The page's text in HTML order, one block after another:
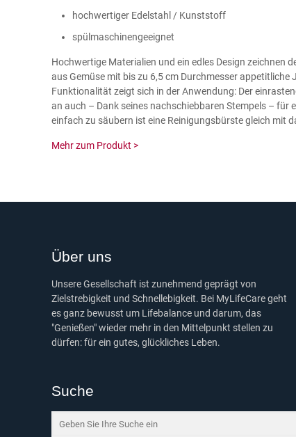
hochwertiger Edelstahl / Kunststoff
spülmaschinengeeignet
Hochwertige Materialien und ein edles Design zeichnen
aus Gemüse mit bis zu 6,5 cm Durchmesser appetitliche
Funktionalität zeigt sich in der Anwendung: Der
an auch – Dank seines nachschiebbaren Stempels – für
einfach zu säubern ist eine Reinigungsbürste gleich mit
Mehr zum Produkt >
Über uns
Unsere Gesellschaft ist zunehmend geprägt von
Zielstrebigkeit und Schnellebigkeit. Bei MyLifeCare geht
es ganz bewusst um Lifebalance und darum, das
"Genießen" wieder mehr in den Mittelpunkt stellen zu
dürfen: für ein gutes, glückliches Leben.
Suche